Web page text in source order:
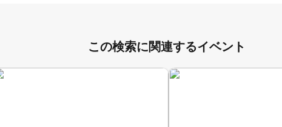
この検索に関連するイベント